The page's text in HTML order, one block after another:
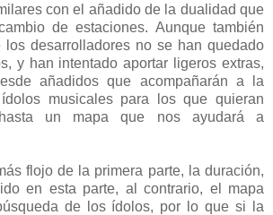
con el añadido de la dualidad que
de estaciones. Aunque también
los desarrolladores no se han quedado
y han intentado aportar ligeros extras,
añadidos que acompañarán a la
musicales para los que quieran
un mapa que nos ayudará a
flojo de la primera parte, la duración,
en esta parte, al contrario, el mapa
de los ídolos, por lo que si la